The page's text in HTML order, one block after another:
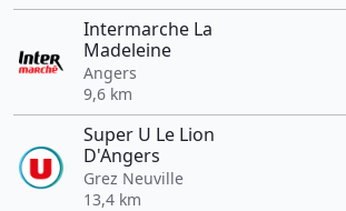
Intermarche La
Madeleine
Angers
9,6 km
Super U Le Lion
D'Angers
Grez Neuville
13,4 km